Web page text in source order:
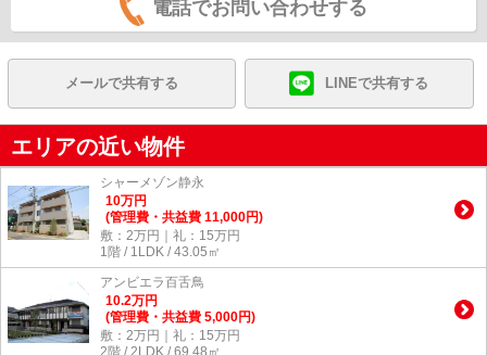
電話でお問い合わせする
メールで共有する LINEで共有する
エリアの近い物件
シャーメゾン静永
10万円
(管理費・共益費 11,000円)
敷：2万円｜礼：15万円
1階 / 1LDK / 43.05㎡
アンビエラ百舌鳥
10.2万円
(管理費・共益費 5,000円)
敷：2万円｜礼：15万円
2階 / 2LDK / 69.48㎡